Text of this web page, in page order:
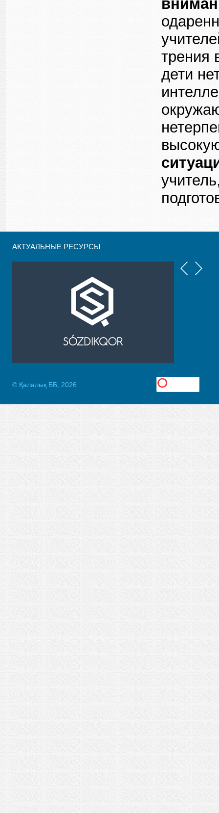
трения
дети
АКТУАЛЬНЫЕ РЕСУРСЫ
© Қалалық ББ, 2026